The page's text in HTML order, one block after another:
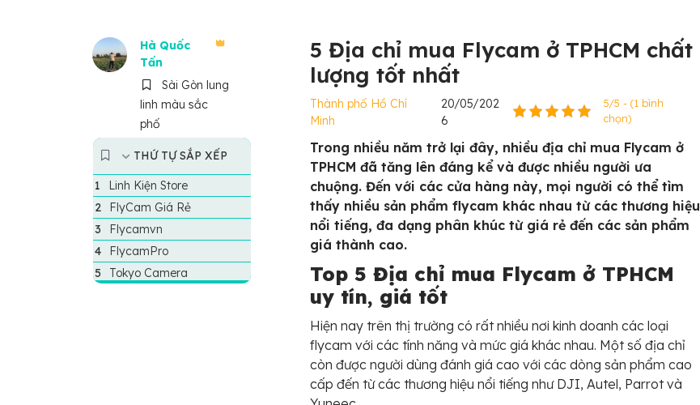
Hà Quốc
Tấn
Sài Gòn lung
linh màu sắc
phố
5 Địa chỉ mua Flycam ở TPHCM chất
lượng tốt nhất
Thành phố Hồ Chí
Minh
20/05/202
6
5/5 - (1 bình
chọn)
THỨ TỰ SẮP XẾP
Linh Kiện Store
FlyCam Giá Rẻ
Flycamvn
FlycamPro
Tokyo Camera
Trong nhiều năm trở lại đây, nhiều địa chỉ mua Flycam ở
TPHCM đã tăng lên đáng kể và được nhiều người ưa
chuộng. Đến với các cửa hàng này, mọi người có thể tìm
thấy nhiều sản phẩm flycam khác nhau từ các thương hiệu
nổi tiếng, đa dạng phân khúc từ giá rẻ đến các sản phẩm
giá thành cao.
Top 5 Địa chỉ mua Flycam ở TPHCM
uy tín, giá tốt
Hiện nay trên thị trường có rất nhiều nơi kinh doanh các loại
flycam với các tính năng và mức giá khác nhau. Một số địa chỉ
còn được người dùng đánh giá cao với các dòng sản phẩm cao
cấp đến từ các thương hiệu nổi tiếng như DJI, Autel, Parrot và